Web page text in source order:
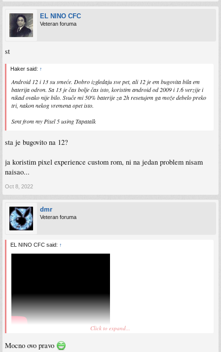
EL NINO CFC
Veteran foruma
st
Haker said: ↑
Android 12 i 13 su smeće. Dobro izgledaju sve pet, ali 12 je em bugovita bila em
baterija odron. Sa 13 je čas bolje čas isto, koristim android od 2009 i 1.6 verzije i
nikad ovako nije bilo. Svuče mi 50% baterije za 2h resetujem ga može debelo preko
tri, nakon nekog vremena opet isto.
Sent from my Pixel 5 using Tapatalk
sta je bugovito na 12?
ja koristim pixel experience custom rom, ni na jedan problem nisam
naisao...
Oct 8, 2022
dmr
Veteran foruma
EL NINO CFC said: ↑
LG Rollable protoype. Steta sto su napustili mobilnu industriju.
Click to expand...
Mocno ovo pravo